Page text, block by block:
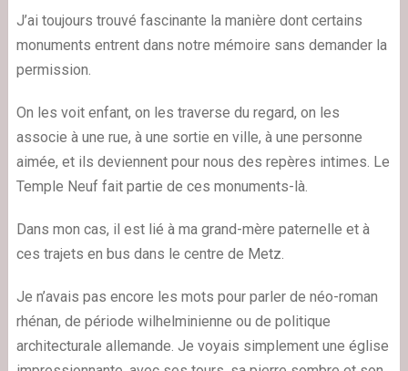
J’ai toujours trouvé fascinante la manière dont certains
monuments entrent dans notre mémoire sans demander la
permission.
On les voit enfant, on les traverse du regard, on les
associe à une rue, à une sortie en ville, à une personne
aimée, et ils deviennent pour nous des repères intimes. Le
Temple Neuf fait partie de ces monuments-là.
Dans mon cas, il est lié à ma grand-mère paternelle et à
ces trajets en bus dans le centre de Metz.
Je n’avais pas encore les mots pour parler de néo-roman
rhénan, de période wilhelminienne ou de politique
architecturale allemande. Je voyais simplement une église